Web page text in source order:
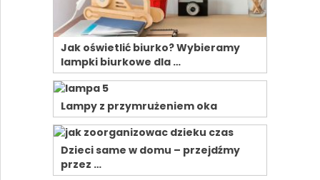
Jak oświetlić biurko? Wybieramy
lampki biurkowe dla …
Lampy z przymrużeniem oka
Dzieci same w domu – przejdźmy
przez …